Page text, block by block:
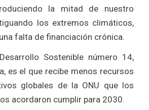
la mitad de nuestro
los extremos climáticos,
falta de financiación crónica.
Sostenible número 14,
es el que recibe menos recursos
globales de la ONU que los
acordaron cumplir para 2030.